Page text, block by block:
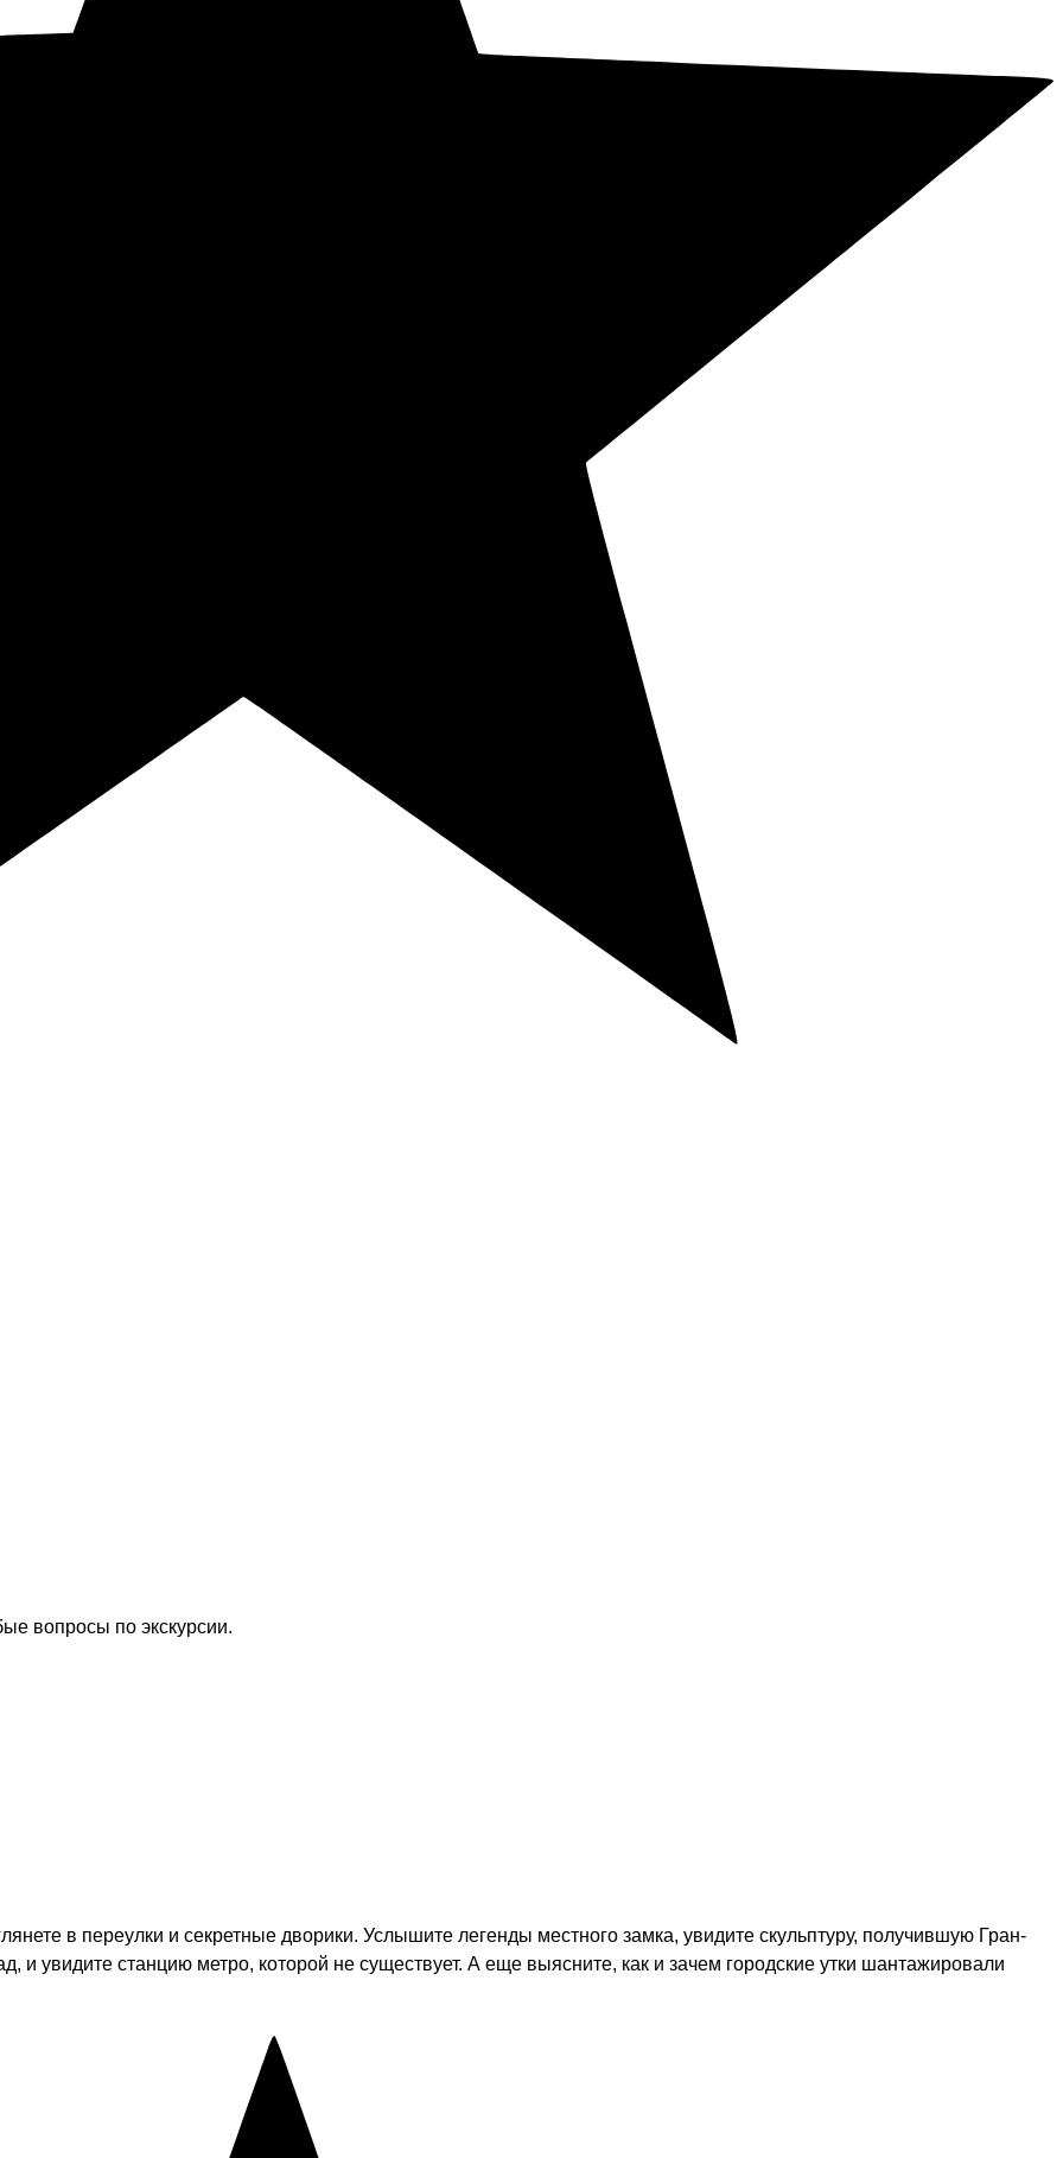
вопросы по экскурсии.
в переулки и секретные дворики. Услышите легенды местного замка, увидите скульптуру, получившую Гран-
увидите станцию метро, которой не существует. А еще выясните, как и зачем городские утки шантажировали